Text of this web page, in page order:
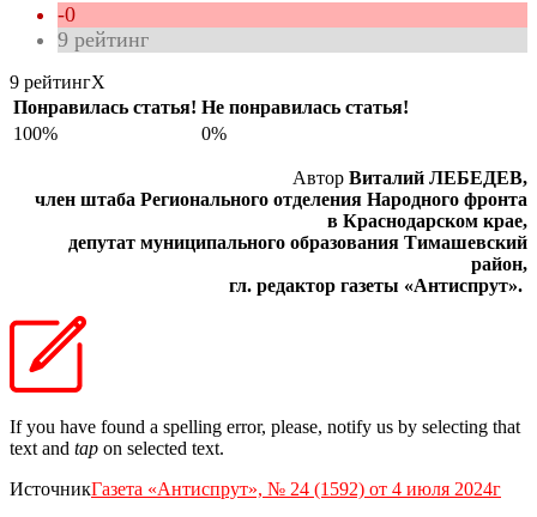
-0
9 рейтинг
9 рейтингX
Понравилась статья! Не понравилась статья!
100%
0%
Автор Виталий ЛЕБЕДЕВ,
член штаба Регионального отделения Народного фронта
в Краснодарском крае,
депутат муниципального образования Тимашевский
район,
гл. редактор газеты «Антиспрут».
If you have found a spelling error, please, notify us by selecting that
text and tap on selected text.
ИсточникГазета «Антиспрут», № 24 (1592) от 4 июля 2024г